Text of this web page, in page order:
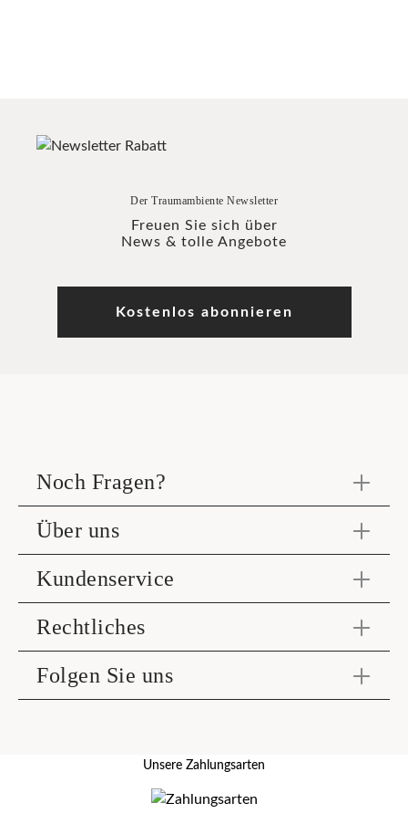
Der Traumambiente Newsletter
Freuen Sie sich über
News & tolle Angebote
Kostenlos abonnieren
Noch Fragen?
Über uns
Kundenservice
Rechtliches
Folgen Sie uns
Unsere Zahlungsarten